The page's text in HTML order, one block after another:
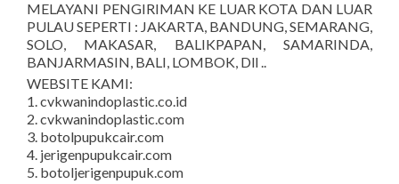
MELAYANI PENGIRIMAN KE LUAR KOTA DAN LUAR
PULAU SEPERTI : JAKARTA, BANDUNG, SEMARANG,
SOLO, MAKASAR, BALIKPAPAN, SAMARINDA,
BANJARMASIN, BALI, LOMBOK, Dll ..
WEBSITE KAMI:
1. cvkwanindoplastic.co.id
2. cvkwanindoplastic.com
3. botolpupukcair.com
4. jerigenpupukcair.com
5. botoljerigenpupuk.com